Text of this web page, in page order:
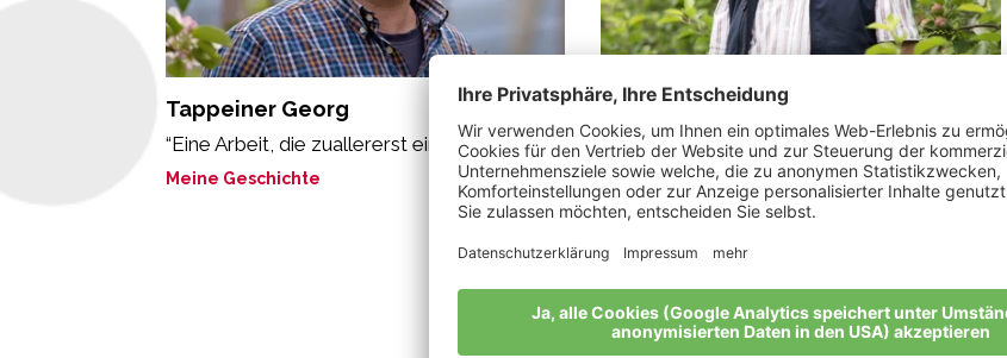
Tappeiner Georg
“Eine Arbeit, die zuallererst eine Pflicht ist.“
Meine Geschichte
Sonnenburger Josef
“Mein Herz schlägt für die biologische
Landwirtschaft.”
Meine Geschichte
Alle Bio-Bauern im Überblick